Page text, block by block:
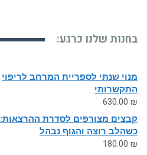
בחנות שלנו כרגע:
מנוי שנתי לספריית המרחב לריפוי
התקשרותי
630.00 ₪
קבצים מצורפים לסדרת ההרצאות:
כשהלב רוצה והגוף נבהל
180.00 ₪